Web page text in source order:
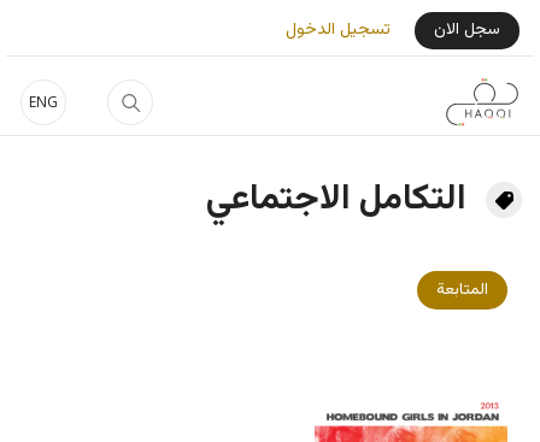
تجاوز إلى المحتوى الرئيسي
ENG
User Login Menu
سجل الان تسجيل الدخول
التكامل الاجتماعي
المتابعة